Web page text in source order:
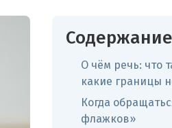
Содержание
О чём речь: что
какие границы
Когда
флажков»